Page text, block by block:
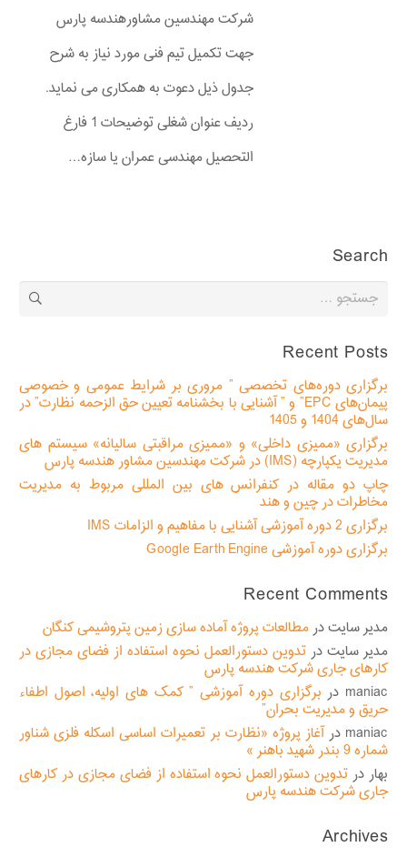
شرکت مهندسین مشاورهندسه پارس
جهت تکمیل تیم فنی مورد نیاز به شرح
جدول ذیل دعوت به همکاری می نماید.
ردیف عنوان شغلی توضیحات 1 فارغ
التحصیل مهندسی عمران یا سازه…
Search
جستجو
Recent Posts
برگزاری دوره‌های تخصصی ” مروری بر شرایط عمومی و خصوصی
پیمان‌های EPC” و ” آشنایی با بخشنامه تعیین حق الزحمه نظارت” در
سال‌های 1404 و 1405
برگزاری «ممیزی داخلی» و «ممیزی مراقبتی سالیانه» سیستم های
مدیریت یکپارچه (IMS) در شرکت مهندسین مشاور هندسه پارس
چاپ دو مقاله در کنفرانس های بین المللی مربوط به مدیریت
مخاطرات در چین و هند
برگزاری 2 دوره آموزشی آشنایی با مفاهیم و الزامات IMS
برگزاری دوره آموزشی Google Earth Engine
Recent Comments
مدیر سایتدر مطالعات پروژه آماده سازی زمین پتروشیمی کنگان
مدیر سایت در تدوین دستورالعمل نحوه استفاده از فضای مجازی در
کارهای جاری شرکت هندسه پارس
maniac در برگزاری دوره آموزشی ” کمک های اولیه، اصول اطفاء
حریق و مدیریت بحران”
maniac درآغاز پروژه «نظارت بر تعمیرات اساسی اسکله فلزی شناور
شماره 9 بندر شهید باهنر »
بهار در تدوین دستورالعمل نحوه استفاده از فضای مجازی در کارهای
جاری شرکت هندسه پارس
Archives